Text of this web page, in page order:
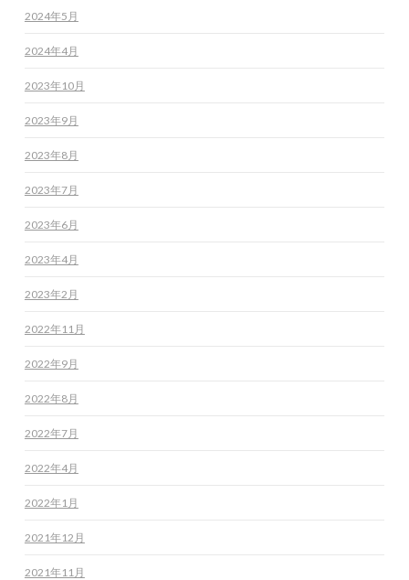
2024年5月
2024年4月
2023年10月
2023年9月
2023年8月
2023年7月
2023年6月
2023年4月
2023年2月
2022年11月
2022年9月
2022年8月
2022年7月
2022年4月
2022年1月
2021年12月
2021年11月